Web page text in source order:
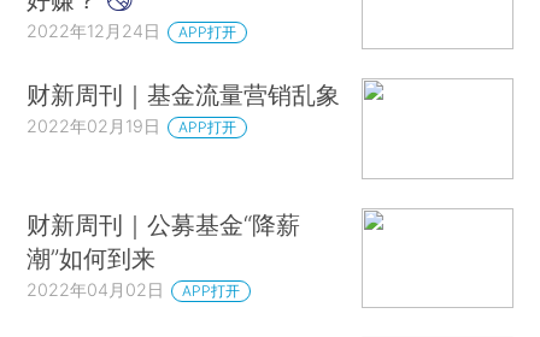
2022年12月24日 APP打开
财新周刊｜基金流量营销乱象
2022年02月19日 APP打开
财新周刊｜公募基金“降薪
潮”如何到来
2022年04月02日 APP打开